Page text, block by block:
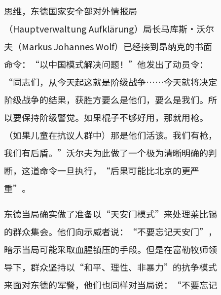
思维，东德国家安全部对外情报局
（Hauptverwaltung Aufklärung）局长马库斯·沃尔
夫（Markus Johannes Wolf）已经接到昂纳克的书面
命令：“以中国模式解决问题！”他发出了动员令：
“同志们，从今天起这就是阶级战争……今天就将决定
阶级战争的结果，获胜方要么是他们，要么是我们。所
以要保持阶级警觉。如果棍子不够好用，那就用枪。
（如果儿童在抗议人群中）那是他们活该。我们有枪，
我们有后盾。”沃尔夫为此做了一个极为清晰明确的判
断，这道命令一旦执行，“后果可能比北京的更严
重”。
东德当局确实做了准备以“天安门模式”来处理莱比锡
的群众集会。他们向示威者说：“不要忘记天安门”，
暗示当局可能采取血腥镇压的手段。但是在富勒牧师领
导下，群众坚持以“和平、理性、非暴力”的抗争模式
来面对东德的军警，他们也同样对当局说：“不要忘记